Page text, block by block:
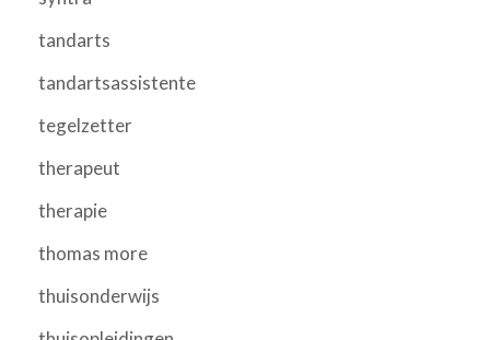
tandarts
tandartsassistente
tegelzetter
therapeut
therapie
thomas more
thuisonderwijs